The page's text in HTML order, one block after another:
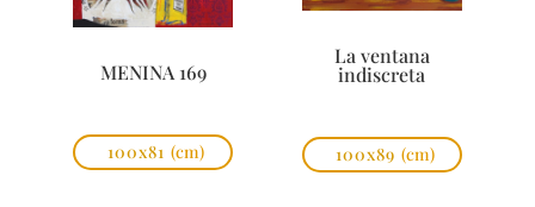
MENINA 169
100x81 (cm)
La ventana
indiscreta
100x89 (cm)